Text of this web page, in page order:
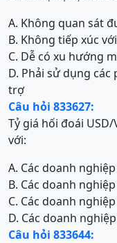
A. Không quan sát
B. Không tiếp xúc
C. Dễ có xu hướng
D. Phải sử dụng
trợ
Câu hỏi 833627:
Tỷ giá hối đoái
với:
A. Các doanh
B. Các doanh
C. Các doanh
D. Các doanh
Câu hỏi 833644: